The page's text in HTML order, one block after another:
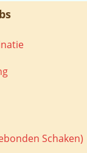
Schaken)